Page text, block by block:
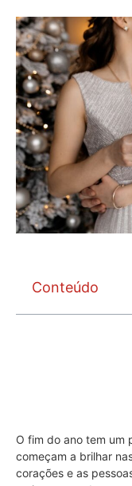
Conteúdo
O fim do ano tem um
começam a brilhar
corações e as